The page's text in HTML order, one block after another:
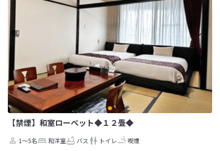
【禁煙】和室ローベット◆１２畳◆
1～5名 和洋室 バス トイレ 喫煙